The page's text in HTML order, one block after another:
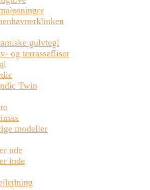
gulvtegl
og terrassefliser
Twin
modeller
ude
inde